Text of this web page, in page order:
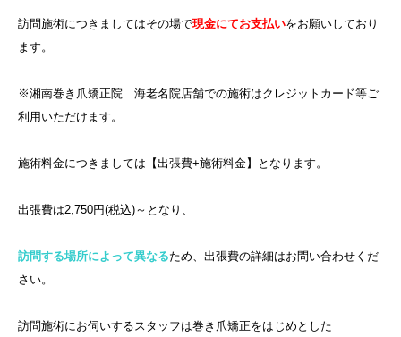
訪問施術につきましてはその場で現金にてお支払いをお願いしており
ます。
※湘南巻き爪矯正院 海老名院店舗での施術はクレジットカード等ご
利用いただけます。
施術料金につきましては【出張費+施術料金】となります。
出張費は2,750円(税込)～となり、
訪問する場所によって異なるため、出張費の詳細はお問い合わせくだ
さい。
訪問施術にお伺いするスタッフは巻き爪矯正をはじめとした